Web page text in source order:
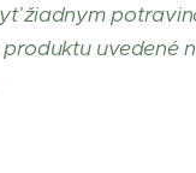
žiadnym
uvedené